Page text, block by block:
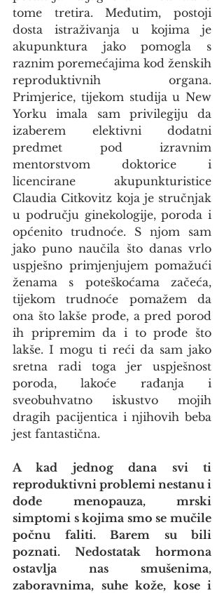
tome tretira. Međutim, postoji
dosta istraživanja u kojima je
akupunktura jako pomogla s
raznim poremećajima kod ženskih
reproduktivnih organa.
Primjerice, tijekom studija u New
Yorku imala sam privilegiju da
izaberem elektivni dodatni
predmet pod izravnim
mentorstvom doktorice i
licencirane akupunkturistice
Claudia Citkovitz koja je stručnjak
u području ginekologije, poroda i
općenito trudnoće. S njom sam
jako puno naučila što danas vrlo
uspješno primjenjujem pomažući
ženama s poteškoćama začeća,
tijekom trudnoće pomažem da
ona što lakše prođe, a pred porod
ih pripremim da i to prođe što
lakše. I mogu ti reći da sam jako
sretna radi toga jer uspješnost
poroda, lakoće rađanja i
sveobuhvatno iskustvo mojih
dragih pacijentica i njihovih beba
jest fantastična.
A kad jednog dana svi ti
reproduktivni problemi nestanu i
dođe menopauza, mrski
simptomi s kojima smo se mučile
počnu faliti. Barem su bili
poznati. Nedostatak hormona
ostavlja nas smušenima,
zaboravnima, suhe kože, kose i